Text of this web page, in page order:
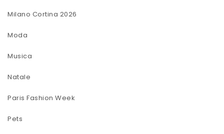
Milano Cortina 2026
Moda
Musica
Natale
Paris Fashion Week
Pets